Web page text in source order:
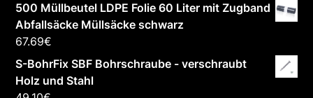
500 Müllbeutel LDPE Folie 60 Liter mit Zugband
Abfallsäcke Müllsäcke schwarz
67.69€
S-BohrFix SBF Bohrschraube - verschraubt
Holz und Stahl